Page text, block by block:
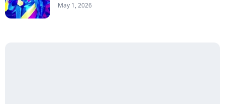
May 1, 2026